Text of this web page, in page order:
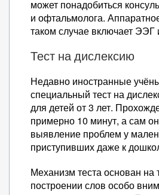
может понадобиться
и офтальмолога.
таком случае включает
Тест на дислексию
Недавно иностранные
специальный тест на
для детей от 3 лет.
примерно 10 минут, а сам
выявление проблем у
приступивших даже к
Механизм теста основан на
построении слов особо